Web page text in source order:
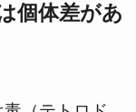
個体差があ